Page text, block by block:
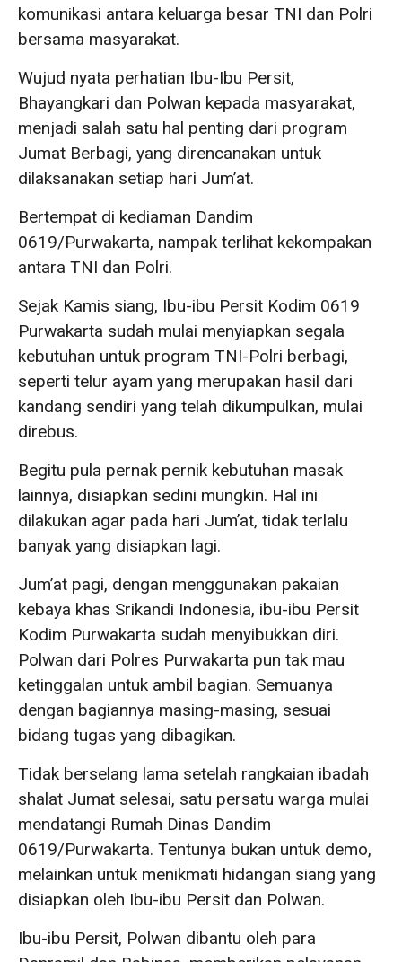
komunikasi antara keluarga besar TNI dan Polri
bersama masyarakat.
Wujud nyata perhatian Ibu-Ibu Persit,
Bhayangkari dan Polwan kepada masyarakat,
menjadi salah satu hal penting dari program
Jumat Berbagi, yang direncanakan untuk
dilaksanakan setiap hari Jum’at.
Bertempat di kediaman Dandim
0619/Purwakarta, nampak terlihat kekompakan
antara TNI dan Polri.
Sejak Kamis siang, Ibu-ibu Persit Kodim 0619
Purwakarta sudah mulai menyiapkan segala
kebutuhan untuk program TNI-Polri berbagi,
seperti telur ayam yang merupakan hasil dari
kandang sendiri yang telah dikumpulkan, mulai
direbus.
Begitu pula pernak pernik kebutuhan masak
lainnya, disiapkan sedini mungkin. Hal ini
dilakukan agar pada hari Jum’at, tidak terlalu
banyak yang disiapkan lagi.
Jum’at pagi, dengan menggunakan pakaian
kebaya khas Srikandi Indonesia, ibu-ibu Persit
Kodim Purwakarta sudah menyibukkan diri.
Polwan dari Polres Purwakarta pun tak mau
ketinggalan untuk ambil bagian. Semuanya
dengan bagiannya masing-masing, sesuai
bidang tugas yang dibagikan.
Tidak berselang lama setelah rangkaian ibadah
shalat Jumat selesai, satu persatu warga mulai
mendatangi Rumah Dinas Dandim
0619/Purwakarta. Tentunya bukan untuk demo,
melainkan untuk menikmati hidangan siang yang
disiapkan oleh Ibu-ibu Persit dan Polwan.
Ibu-ibu Persit, Polwan dibantu oleh para